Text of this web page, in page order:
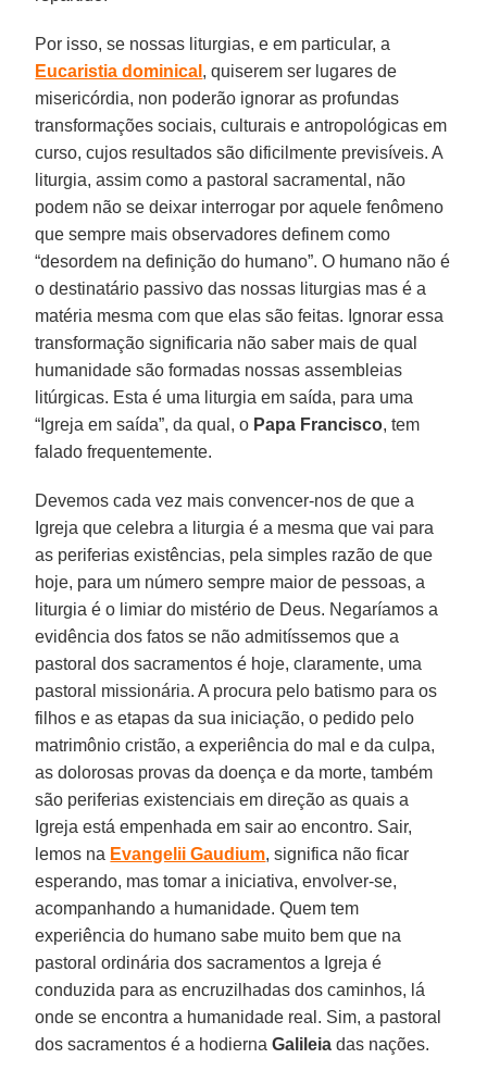
Por isso, se nossas liturgias, e em particular, a
Eucaristia dominical , quiserem ser lugares de
misericórdia, non poderão ignorar as profundas
transformações sociais, culturais e antropológicas em
curso, cujos resultados são dificilmente previsíveis. A
liturgia, assim como a pastoral sacramental, não
podem não se deixar interrogar por aquele fenômeno
que sempre mais observadores definem como
“desordem na definição do humano”. O humano não é
o destinatário passivo das nossas liturgias mas é a
matéria mesma com que elas são feitas. Ignorar essa
transformação significaria não saber mais de qual
humanidade são formadas nossas assembleias
litúrgicas. Esta é uma liturgia em saída, para uma
“Igreja em saída”, da qual, o Papa Francisco, tem
falado frequentemente.
Devemos cada vez mais convencer-nos de que a
Igreja que celebra a liturgia é a mesma que vai para
as periferias existências, pela simples razão de que
hoje, para um número sempre maior de pessoas, a
liturgia é o limiar do mistério de Deus. Negaríamos a
evidência dos fatos se não admitíssemos que a
pastoral dos sacramentos é hoje, claramente, uma
pastoral missionária. A procura pelo batismo para os
filhos e as etapas da sua iniciação, o pedido pelo
matrimônio cristão, a experiência do mal e da culpa,
as dolorosas provas da doença e da morte, também
são periferias existenciais em direção as quais a
Igreja está empenhada em sair ao encontro. Sair,
lemos na Evangelii Gaudium, significa não ficar
esperando, mas tomar a iniciativa, envolver-se,
acompanhando a humanidade. Quem tem
experiência do humano sabe muito bem que na
pastoral ordinária dos sacramentos a Igreja é
conduzida para as encruzilhadas dos caminhos, lá
onde se encontra a humanidade real. Sim, a pastoral
dos sacramentos é a hodierna Galileia das nações.